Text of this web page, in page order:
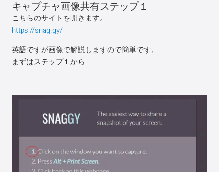
キャプチャ画像共有ステップ１
こちらのサイトを開きます。
https://snag.gy/
英語ですが画像で解説しますので簡単です。
まずはステップ１から